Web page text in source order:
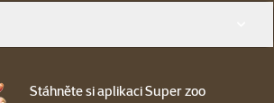
Stáhněte si aplikaci Super zoo